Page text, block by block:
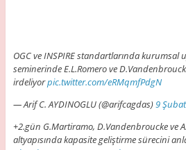
OGC ve INSPIRE standartlarında
seminerinde E.L.Romero ve
irdeliyorpic.twitter.com/eRMqmfPdgN
— Arif C. AYDINOGLU (@arifcagdas)9
+2.gün G.Martiramo, D.Vandenbroucke ve
altyapısında kapasite geliştirme sürecini